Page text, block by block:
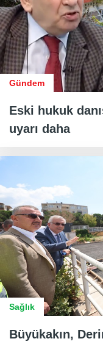
Gündem
Eski hukuk
uyarı daha
Sağlık
Büyükakın,